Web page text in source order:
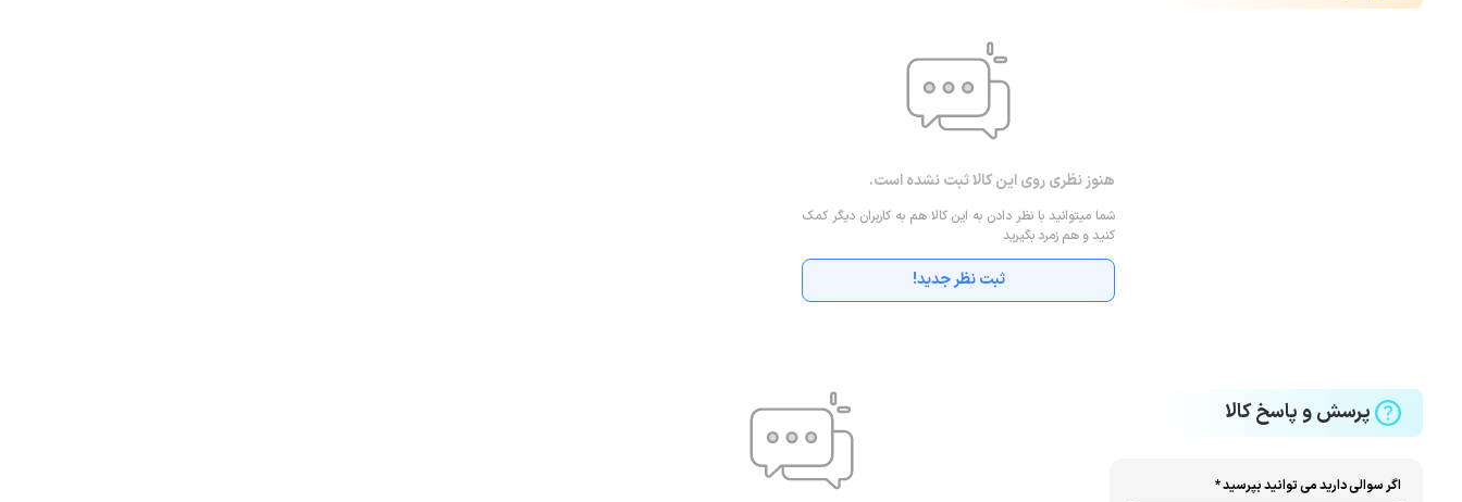
هنوز نظری روی این کالا ثبت نشده است.
شما میتوانید با نظر دادن به این کالا هم به کاربران دیگر کمک
کنید و هم زمرد بگیرید
ثبت نظر جدید!
پرسش و پاسخ کالا
اگر سوالی دارید می توانید بپرسید *